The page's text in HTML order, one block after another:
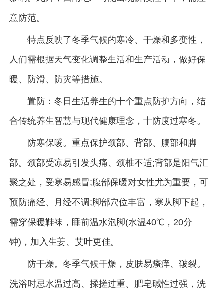
意防范。
特点反映了冬季气候的寒冷、干燥和多变性，
人们需根据天气变化调整生活和生产活动，做好保
暖、防滑、防灾等措施。
置防：冬日生活养生的十个重点防护方向，结
合传统养生智慧与现代健康理念，十防度过寒冬。
防寒保暖。重点保护颈部、背部、腹部和脚
部。颈部受凉易引发头痛、颈椎不适;背部是阳气汇
聚之处，受寒易感冒;腹部保暖对女性尤为重要，可
预防痛经、月经不调;脚部穴位丰富，寒从脚下起，
需穿保暖鞋袜，睡前温水泡脚(水温40℃，20分
钟)，加入生姜、艾叶更佳。
防干燥。冬季气候干燥，皮肤易瘙痒、皲裂。
洗浴时忌水温过高、揉搓过重、肥皂碱性过强，洗